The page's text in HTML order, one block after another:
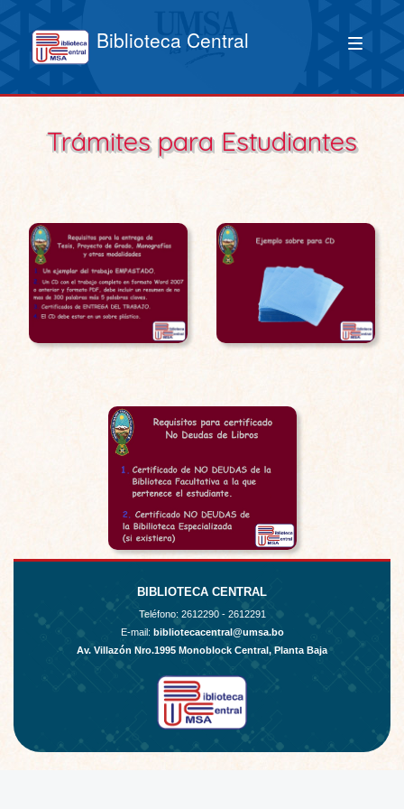
Biblioteca Central
Trámites para Estudiantes
BIBLIOTECA CENTRAL
Teléfono: 2612290 - 2612291
E-mail: bibliotecacentral@umsa.bo
Av. Villazón Nro.1995 Monoblock Central, Planta Baja